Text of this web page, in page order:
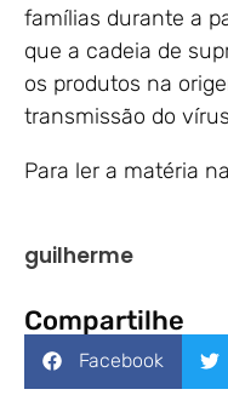
famílias durante a
que a cadeia de
os produtos na
transmissão do
Para ler a matéria
guilherme
Compartilhe
Facebook